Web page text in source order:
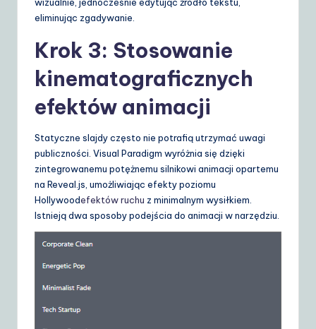
wizualnie, jednocześnie edytując źródło tekstu,
eliminując zgadywanie.
Krok 3: Stosowanie
kinematograficznych
efektów animacji
Statyczne slajdy często nie potrafią utrzymać uwagi
publiczności. Visual Paradigm wyróżnia się dzięki
zintegrowanemu potężnemu silnikowi animacji opartemu
na Reveal.js, umożliwiając efekty poziomu
Hollywoodefektów ruchu z minimalnym wysiłkiem.
Istnieją dwa sposoby podejścia do animacji w narzędziu.